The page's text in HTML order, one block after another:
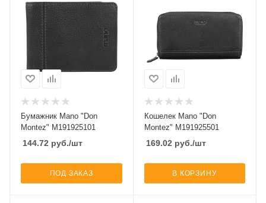
Бумажник Mano "Don
Montez" M191925101
144.72 руб./шт
ПОД ЗАКАЗ
Кошелек Mano "Don
Montez" M191925501
169.02 руб./шт
В КОРЗИНУ